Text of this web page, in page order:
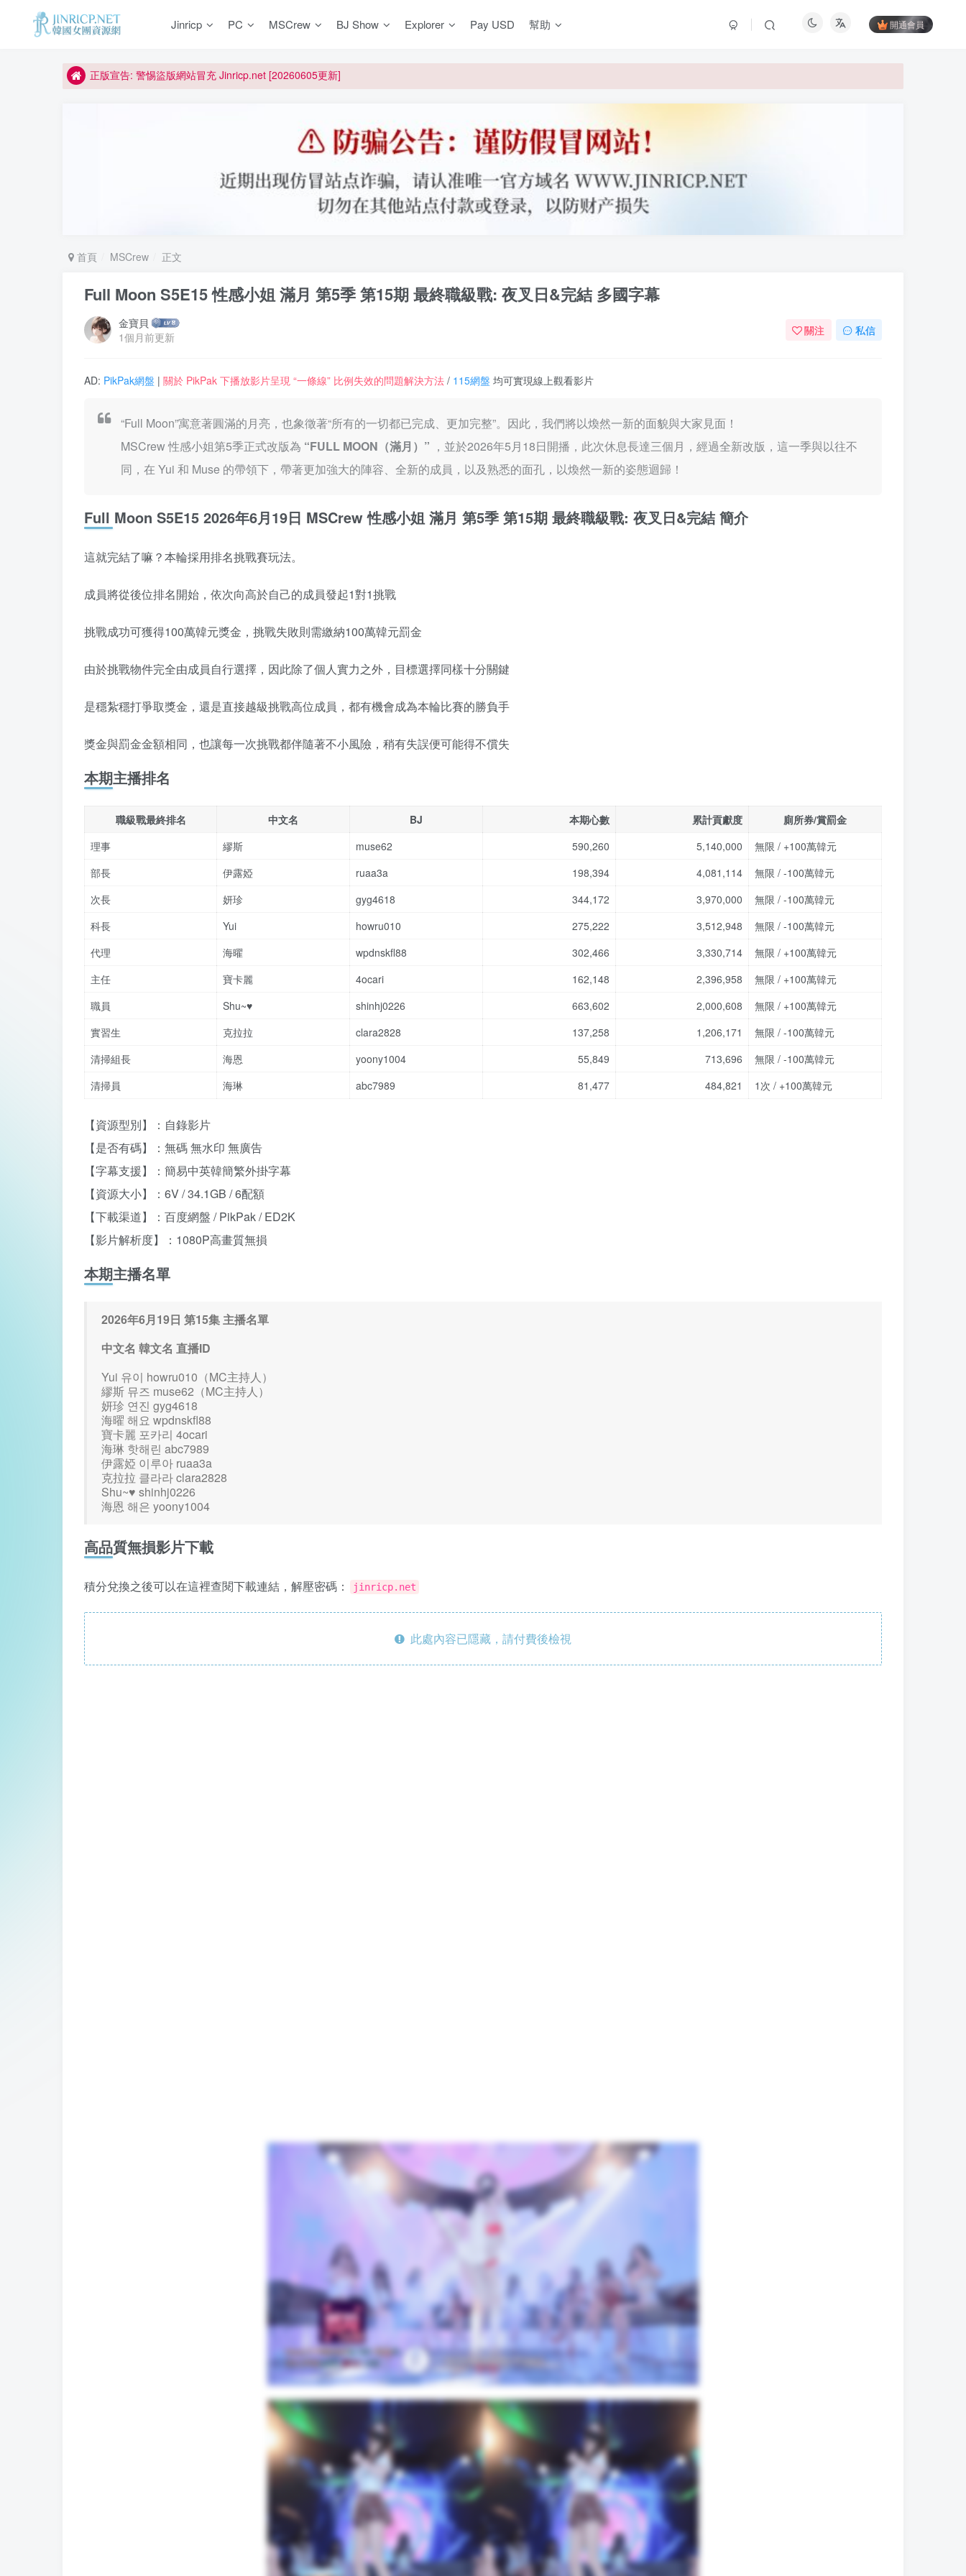
Jinricp PC MSCrew BJ Show Explorer Pay USD 幫助 開通會員
如何獲得 Jinricp.net 網站邀請碼
因粉絲房被舉報給主播糟下架,我們提高了粉絲房購買門檻
正版宣告: 警惕盜版網站冒充 Jinricp.net [20260605更新]
首頁 MSCrew 正文
Full Moon S5E15 性感小姐 滿月 第5季 第15期 最終職級戰: 夜叉日&完結 多國字幕
金寶貝
1個月前更新
關注 私信
AD: PikPak網盤 | 關於 PikPak 下播放影片呈現 “一條線” 比例失效的問題解決方法 / 115網盤 均可實現線上觀看影片
“Full Moon”寓意著圓滿的月亮，也象徵著“所有的一切都已完成、更加完整”。因此，我們將以煥然一新的面貌與大家見面！
MSCrew 性感小姐第5季正式改版為 “FULL MOON（滿月）” ，並於2026年5月18日開播，此次休息長達三個月，經過全新改版，這一季與以往不
同，在 Yui 和 Muse 的帶領下，帶著更加強大的陣容、全新的成員，以及熟悉的面孔，以煥然一新的姿態迴歸！
Full Moon S5E15 2026年6月19日 MSCrew 性感小姐 滿月 第5季 第15期 最終職級戰: 夜叉日&完結 簡介
這就完結了嘛？本輪採用排名挑戰賽玩法。
成員將從後位排名開始，依次向高於自己的成員發起1對1挑戰
挑戰成功可獲得100萬韓元獎金，挑戰失敗則需繳納100萬韓元罰金
由於挑戰物件完全由成員自行選擇，因此除了個人實力之外，目標選擇同樣十分關鍵
是穩紮穩打爭取獎金，還是直接越級挑戰高位成員，都有機會成為本輪比賽的勝負手
獎金與罰金金額相同，也讓每一次挑戰都伴隨著不小風險，稍有失誤便可能得不償失
本期主播排名
職級戰最終排名 中文名 BJ 本期心數 累計貢獻度
廁所券/賞罰金
理事
繆斯 muse62 590,260 5,140,000
無限 / +100萬韓元
部長
伊露婭 ruaa3a 198,394 4,081,114
無限 / -100萬韓元
次長
妍珍 gyg4618 344,172 3,970,000
無限 / -100萬韓元
科長
Yui howru010 275,222 3,512,948
無限 / -100萬韓元
代理
海曜 wpdnskfl88 302,466 3,330,714
無限 / +100萬韓元
主任
寶卡麗 4ocari 162,148 2,396,958
無限 / +100萬韓元
職員
Shu~♥ shinhj0226 663,602 2,000,608
無限 / +100萬韓元
實習生
克拉拉 clara2828 137,258 1,206,171
無限 / -100萬韓元
清掃組長
海恩 yoony1004 55,849 713,696
無限 / -100萬韓元
清掃員
海琳 abc7989 81,477 484,821 1次 / +100萬韓元
【資源型別】：自錄影片
【是否有碼】：無碼 無水印 無廣告
【字幕支援】：簡易中英韓簡繁外掛字幕
【資源大小】：6V / 34.1GB / 6配額
【下載渠道】：百度網盤 / PikPak / ED2K
【影片解析度】：1080P高畫質無損
本期主播名單
2026年6月19日 第15集 主播名單
中文名 韓文名 直播ID
Yui 유이 howru010（MC主持人）
繆斯 뮤즈 muse62（MC主持人）
妍珍 연진 gyg4618
海曜 해요 wpdnskfl88
寶卡麗 포카리 4ocari
海琳 핫해린 abc7989
伊露婭 이루아 ruaa3a
克拉拉 클라라 clara2828
Shu~♥ shinhj0226
海恩 해은 yoony1004
高品質無損影片下載
積分兌換之後可以在這裡查閱下載連結，解壓密碼： jinricp.net
此處內容已隱藏，請付費後檢視